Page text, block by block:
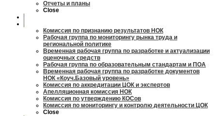
Отчеты и планы
Close
Комиссия по признанию результатов НОК
Рабочая группа по мониторингу рынка труда и
региональной политике
Временная рабочая группа по разработке и актуализации
оценочных средств
Рабочая группа по образовательным стандартам и ПОА
Временная рабочая группа по разработке документов
НОК «Коуч.Базовый уровень»
Комиссия по аккредитации ЦОК и экспертов
Апелляционная комиссия НОК
Комиссия по утверждению КОСов
Комиссия по мониторингу и контролю деятельности ЦОК
Close